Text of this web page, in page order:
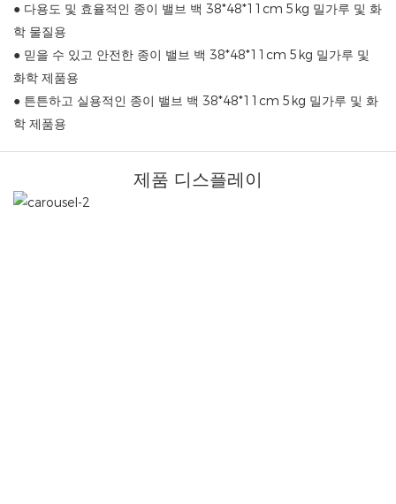
● 다용도 및 효율적인 종이 밸브 백 38*48*11cm 5kg 밀가루 및 화
학 물질용
● 믿을 수 있고 안전한 종이 밸브 백 38*48*11cm 5kg 밀가루 및
화학 제품용
● 튼튼하고 실용적인 종이 밸브 백 38*48*11cm 5kg 밀가루 및 화
학 제품용
제품 디스플레이